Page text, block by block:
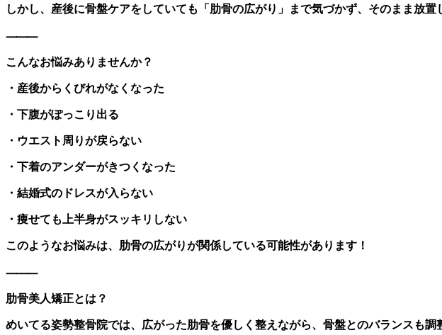
しかし、産後に骨盤ケアをしていても「肋骨の広がり」まで気づかず、そのまま放置
⸻
こんなお悩みありませんか？
・産後からくびれがなくなった
・下腹がぽっこり出る
・ウエスト周りが戻らない
・下着のアンダーがきつくなった
・結婚式のドレスが入らない
・痩せても上半身がスッキリしない
このようなお悩みは、肋骨の広がりが関係している可能性があります！
⸻
肋骨美人矯正とは？
めいてる姿勢整骨院では、広がった肋骨を優しく整えながら、骨盤とのバランスも調